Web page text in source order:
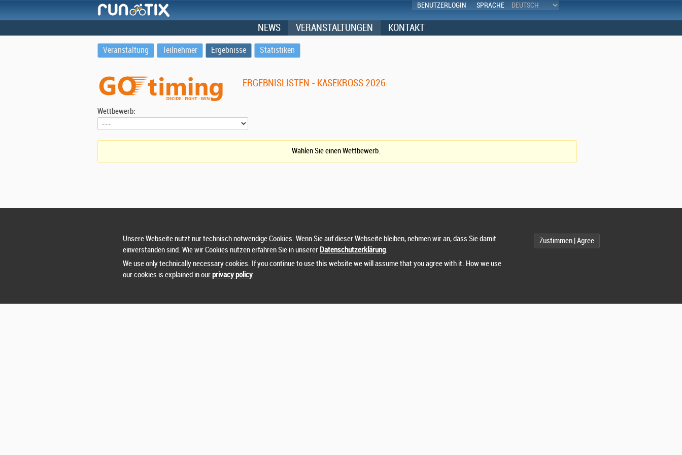
BENUTZERLOGIN SPRACHE
NEWS VERANSTALTUNGEN KONTAKT
Veranstaltung Teilnehmer Ergebnisse Statistiken
ERGEBNISLISTEN - KÄSEKROSS 2026
Wettbewerb:
Wählen Sie einen Wettbewerb.
Zustimmen | Agree
Unsere Webseite nutzt nur technisch notwendige Cookies. Wenn Sie auf dieser Webseite bleiben, nehmen wir an, dass Sie damit
einverstanden sind. Wie wir Cookies nutzen erfahren Sie in unserer Datenschutzerklärung.
We use only technically necessary cookies. If you continue to use this website we will assume that you agree with it. How we use
our cookies is explained in ourprivacy policy.